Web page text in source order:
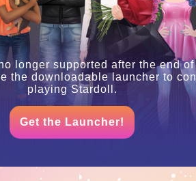
longer supported after the end of
the downloadable launcher to
playing Stardoll.
Get the Launcher!